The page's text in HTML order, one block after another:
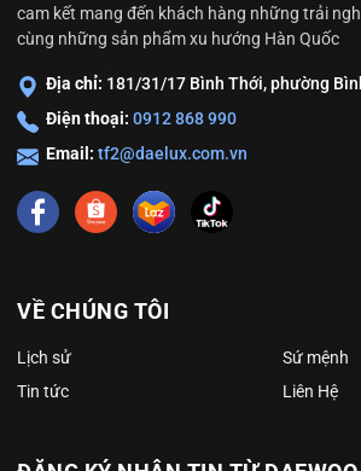
cam kết mang đến khách hàng những trải
cùng những sản phẩm xu hướng Hàn Quốc
Địa chỉ: 181/31/17 Bình Thới, phường
Điện thoại: 0912 868 990
Email: tf2@daelux.com.vn
VỀ CHÚNG TÔI
Lịch sử
Sứ mệnh
Tin tức
Liên Hệ